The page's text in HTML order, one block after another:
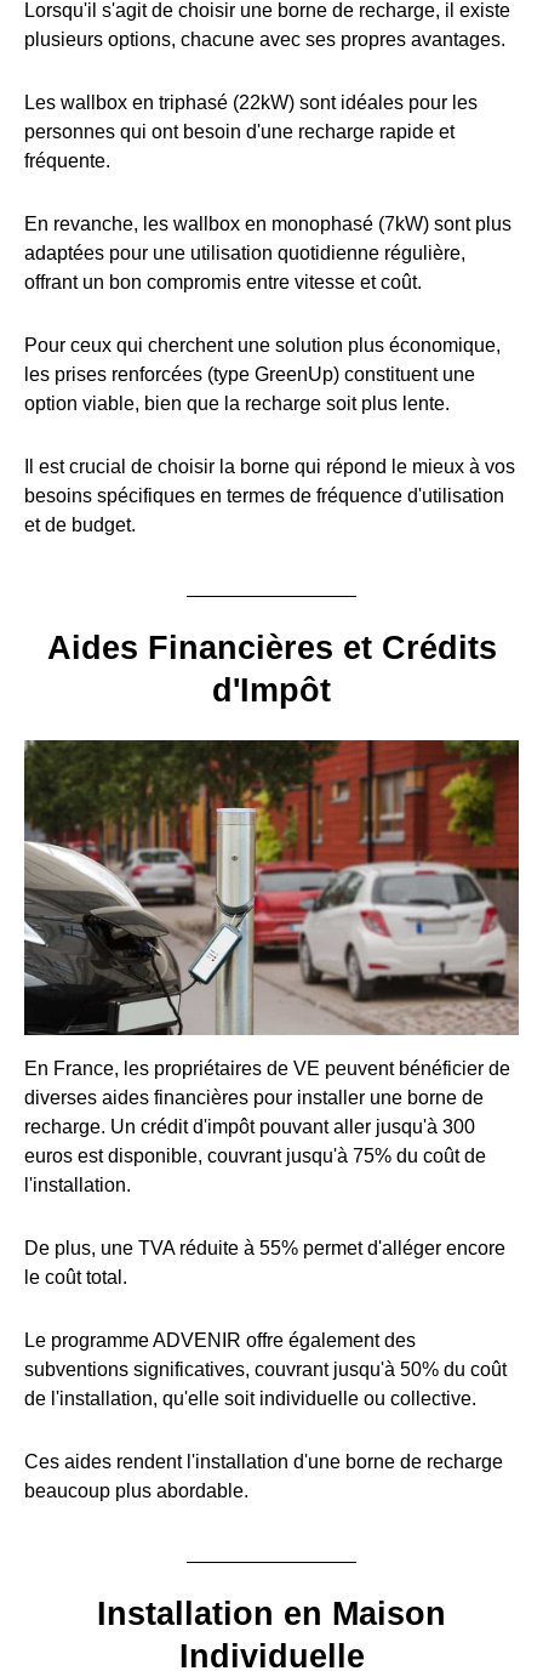
Lorsqu'il s'agit de choisir une borne de recharge, il existe
plusieurs options, chacune avec ses propres avantages.
Les wallbox en triphasé (22kW) sont idéales pour les
personnes qui ont besoin d'une recharge rapide et
fréquente.
En revanche, les wallbox en monophasé (7kW) sont plus
adaptées pour une utilisation quotidienne régulière,
offrant un bon compromis entre vitesse et coût.
Pour ceux qui cherchent une solution plus économique,
les prises renforcées (type GreenUp) constituent une
option viable, bien que la recharge soit plus lente.
Il est crucial de choisir la borne qui répond le mieux à vos
besoins spécifiques en termes de fréquence d'utilisation
et de budget.
Aides Financières et Crédits
d'Impôt
En France, les propriétaires de VE peuvent bénéficier de
diverses aides financières pour installer une borne de
recharge. Un crédit d'impôt pouvant aller jusqu'à 300
euros est disponible, couvrant jusqu'à 75% du coût de
l'installation.
De plus, une TVA réduite à 55% permet d'alléger encore
le coût total.
Le programme ADVENIR offre également des
subventions significatives, couvrant jusqu'à 50% du coût
de l'installation, qu'elle soit individuelle ou collective.
Ces aides rendent l'installation d'une borne de recharge
beaucoup plus abordable.
Installation en Maison
Individuelle